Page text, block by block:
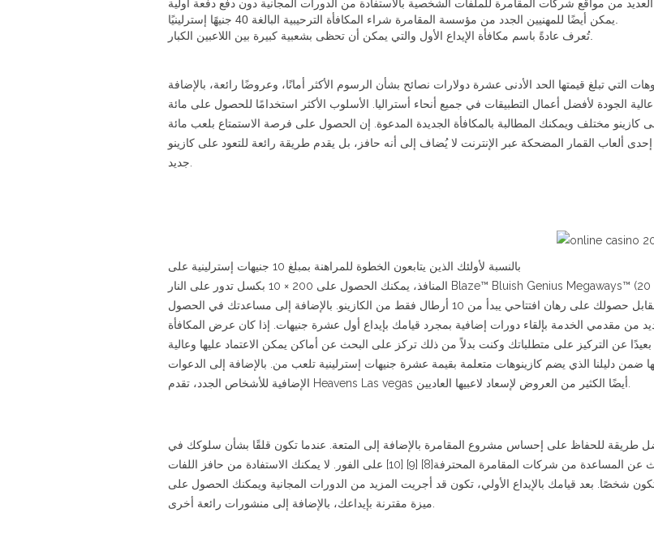
تُعرف عادةً باسم مكافأة الإيداع الأول والتي يمكن أن تحظى بشعبية كبيرة بين اللاعبين الكبار.
التي تبلغ قيمتها الحد الأدنى عشرة دولارات نصائح بشأن الرسوم الأكثر أمانًا، وعروضًا رائعة، بالإضافة
الجودة لأفضل أعمال التطبيقات في جميع أنحاء أستراليا. الأسلوب الأكثر استخدامًا للحصول على مائة
كازينو مختلف ويمكنك المطالبة بالمكافأة الجديدة المدعوة. إن الحصول على فرصة الاستمتاع بلعب مائة
ألعاب القمار المضحكة عبر الإنترنت لا يُضاف إلى أنه حافز، بل يقدم طريقة رائعة للتعود على كازينو
بالنسبة لأولئك الذين يتابعون الخطوة للمراهنة بمبلغ 10 جنيهات إسترلينية على
المنافذ، يمكنك الحصول على 200 × 10 بكسل تدور على النار Blaze™ Bluish Genius Megaways™ (متطلبات الرهان 20x). يمكنك
الاستمتاع بالكثير في مقابل حصولك على رهان افتتاحي يبدأ من 10 أرطال فقط من الكازينو. بالإضافة إلى مساعدتك في الحصول
من مقدمي الخدمة بإلقاء دورات إضافية بمجرد قيامك بإيداع أول عشرة جنيهات. إذا كان عرض المكافأة
عن التركيز على متطلباتك وكنت بدلاً من ذلك تركز على البحث عن أماكن يمكن الاعتماد عليها وعالية
ضمن دليلنا الذي يضم كازينوهات متعلمة بقيمة عشرة جنيهات إسترلينية تلعب من. بالإضافة إلى الدعوات
طريقة للحفاظ على إحساس مشروع المقامرة بالإضافة إلى المتعة. عندما تكون قلقًا بشأن سلوكك في
اللعب، أنصحك بالبحث عن المساعدة من شركات المقامرة المحترفة[8] [9] [10] على الفور. لا يمكنك الاستفادة من حافز اللفات
تكون شخصًا. بعد قيامك بالإيداع الأولي، تكون قد أجريت المزيد من الدورات المجانية ويمكنك الحصول على